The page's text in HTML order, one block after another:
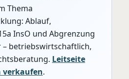
Thema
Ablauf,
InsO und Abgrenzung
betriebswirtschaftlich,
Leitseite
verkaufen.